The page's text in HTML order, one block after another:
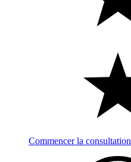
Commencer la consultation